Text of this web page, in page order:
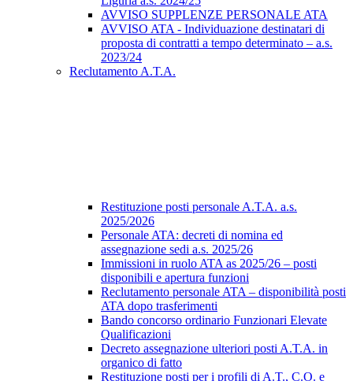
AVVISO SUPPLENZE PERSONALE ATA
AVVISO ATA - Individuazione destinatari di
proposta di contratti a tempo determinato – a.s.
2023/24
Reclutamento A.T.A.
Restituzione posti personale A.T.A. a.s.
2025/2026
Personale ATA: decreti di nomina ed
assegnazione sedi a.s. 2025/26
Immissioni in ruolo ATA as 2025/26 – posti
disponibili e apertura funzioni
Reclutamento personale ATA – disponibilità posti
ATA dopo trasferimenti
Bando concorso ordinario Funzionari Elevate
Qualificazioni
Decreto assegnazione ulteriori posti A.T.A. in
organico di fatto
Restituzione posti per i profili di A.T., C.O. e